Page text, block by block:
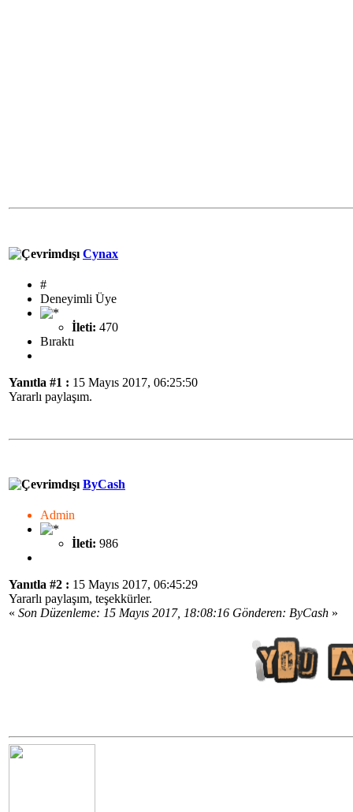
Cynax
#
Deneyimli Üye
İleti: 470
Bıraktı
Yanıtla #1 : 15 Mayıs 2017, 06:25:50
Yararlı paylaşım.
ByCash
Admin
İleti: 986
Yanıtla #2 : 15 Mayıs 2017, 06:45:29
Yararlı paylaşım, teşekkürler.
« Son Düzenleme: 15 Mayıs 2017, 18:08:16 Gönderen: ByCash »